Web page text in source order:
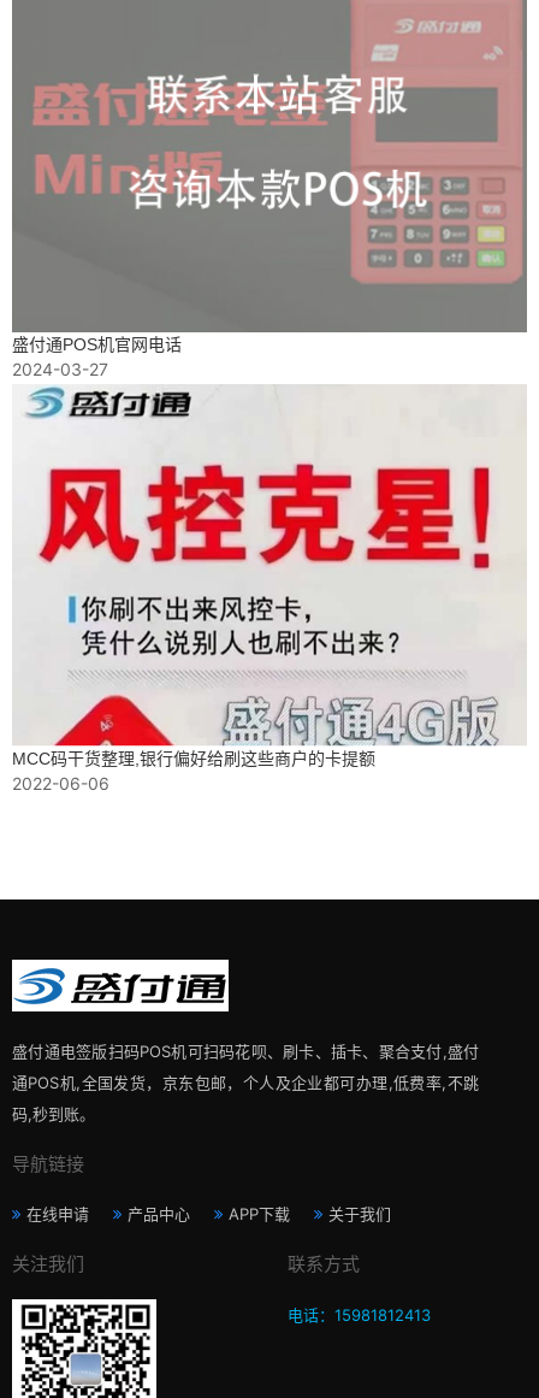
盛付通POS机官网电话
2024-03-27
MCC码干货整理,银行偏好给刷这些商户的卡提额
2022-06-06
盛付通电签版扫码POS机可扫码花呗、刷卡、插卡、聚合支付,盛付
通POS机,全国发货，京东包邮，个人及企业都可办理,低费率,不跳
码,秒到账。
导航链接
在线申请 产品中心 APP下载 关于我们
关注我们 联系方式
电话：15981812413